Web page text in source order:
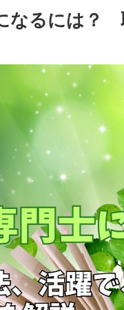
なるには？